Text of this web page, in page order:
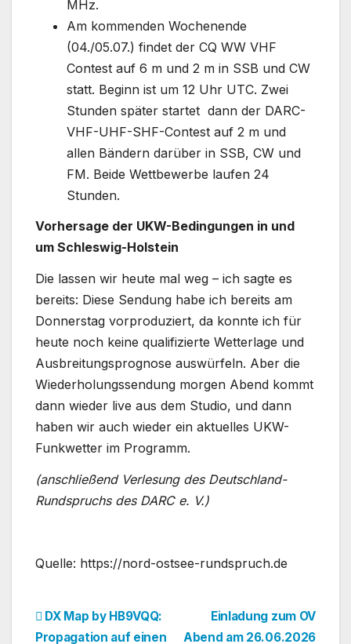
MHz.
Am kommenden Wochenende
(04./05.07.) findet der CQ WW VHF
Contest auf 6 m und 2 m in SSB und CW
statt. Beginn ist um 12 Uhr UTC. Zwei
Stunden später startet dann der DARC-
VHF-UHF-SHF-Contest auf 2 m und
allen Bändern darüber in SSB, CW und
FM. Beide Wettbewerbe laufen 24
Stunden.
Vorhersage der UKW-Bedingungen in und
um Schleswig-Holstein
Die lassen wir heute mal weg – ich sagte es
bereits: Diese Sendung habe ich bereits am
Donnerstag vorproduziert, da konnte ich für
heute noch keine qualifizierte Wetterlage und
Ausbreitungsprognose auswürfeln. Aber die
Wiederholungssendung morgen Abend kommt
dann wieder live aus dem Studio, und dann
haben wir auch wieder ein aktuelles UKW-
Funkwetter im Programm.
(anschließend Verlesung des Deutschland-
Rundspruchs des DARC e. V.)
Quelle: https://nord-ostsee-rundspruch.de
BeitragsnavigationEinladung zum OV
Abend am 26.06.2026
DX Map by HB9VQQ:
Propagation auf einen